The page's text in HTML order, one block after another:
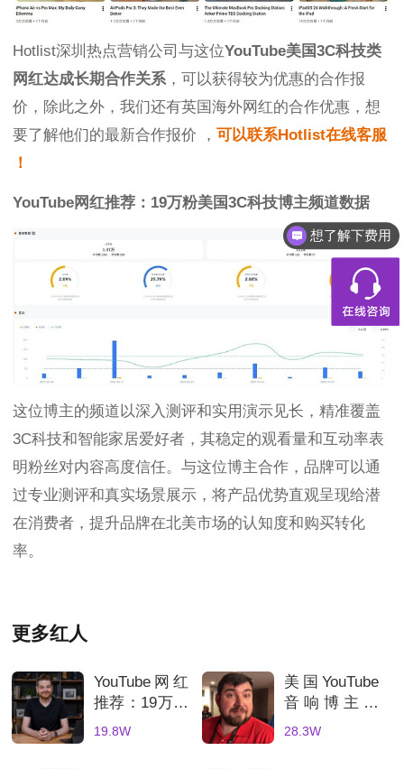
Hotlist深圳热点营销公司与这位YouTube美国3C科技类
网红达成长期合作关系，可以获得较为优惠的合作报
价，除此之外，我们还有英国海外网红的合作优惠，想
要了解他们的最新合作报价 ， 可以联系Hotlist在线客服
！
YouTube网红推荐：19万粉美国3C科技博主频道数据
这位博主的频道以深入测评和实用演示见长，精准覆盖
3C科技和智能家居爱好者，其稳定的观看量和互动率表
明粉丝对内容高度信任。与这位博主合作，品牌可以通
过专业测评和真实场景展示，将产品优势直观呈现给潜
在消费者，提升品牌在北美市场的认知度和购买转化
率。
更多红人
YouTube网红
推荐：19万粉
美国3C科技
19.8W
美国YouTube
音响博主推
荐：适合耳机
28.3W
想了解下费用